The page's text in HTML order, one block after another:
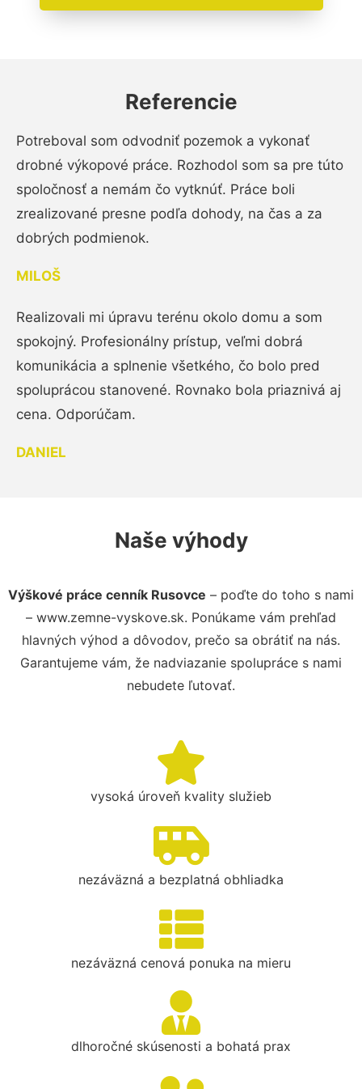
Referencie
Potreboval som odvodniť pozemok a vykonať
drobné výkopové práce. Rozhodol som sa pre túto
spoločnosť a nemám čo vytknúť. Práce boli
zrealizované presne podľa dohody, na čas a za
dobrých podmienok.
MILOŠ
Realizovali mi úpravu terénu okolo domu a som
spokojný. Profesionálny prístup, veľmi dobrá
komunikácia a splnenie všetkého, čo bolo pred
spoluprácou stanovené. Rovnako bola priaznivá aj
cena. Odporúčam.
DANIEL
Naše výhody
Výškové práce cenník Rusovce – poďte do toho s nami
– www.zemne-vyskove.sk. Ponúkame vám prehľad
hlavných výhod a dôvodov, prečo sa obrátiť na nás.
Garantujeme vám, že nadviazanie spolupráce s nami
nebudete ľutovať.
vysoká úroveň kvality služieb
nezáväzná a bezplatná obhliadka
nezáväzná cenová ponuka na mieru
dlhoročné skúsenosti a bohatá prax